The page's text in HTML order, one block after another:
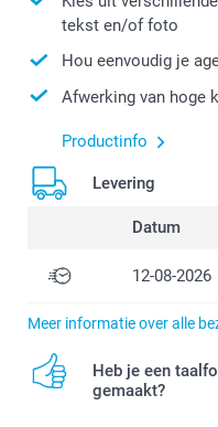
tekst en/of foto
Hou eenvoudig je
Afwerking van hoge
Productinfo
Levering
Datum
12-08-2026
Meer informatie over alle
Heb je een
gemaakt?